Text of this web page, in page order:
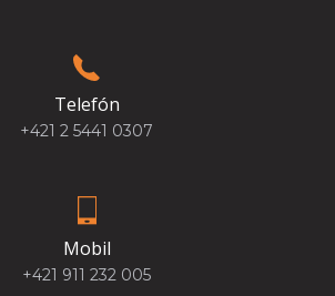
Telefón
+421 2 5441 0307
Mobil
+421 911 232 005